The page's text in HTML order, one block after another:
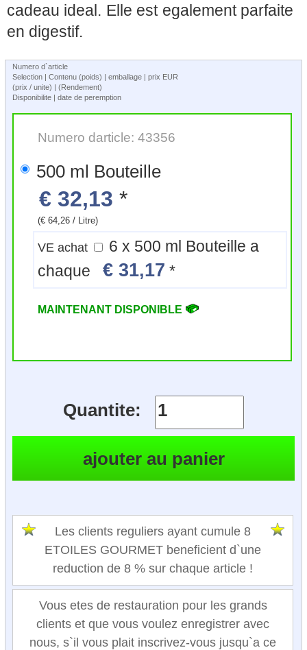
cadeau ideal. Elle est egalement parfaite
en digestif.
Numero d`article
Selection | Contenu (poids) | emballage | prix EUR
(prix / unite) | (Rendement)
Disponibilite | date de peremption
Numero darticle: 43356
500 ml Bouteille
€ 32,13 *
(€ 64,26 / Litre)
VE achat
6 x 500 ml Bouteille a
chaque€ 31,17 *
MAINTENANT DISPONIBLE
Quantite:
Les clients reguliers ayant cumule 8
ETOILES GOURMET beneficient d`une
reduction de 8 % sur chaque article !
Vous etes de restauration pour les grands
clients et que vous voulez enregistrer avec
nous, s`il vous plait inscrivez-vous jusqu`a ce